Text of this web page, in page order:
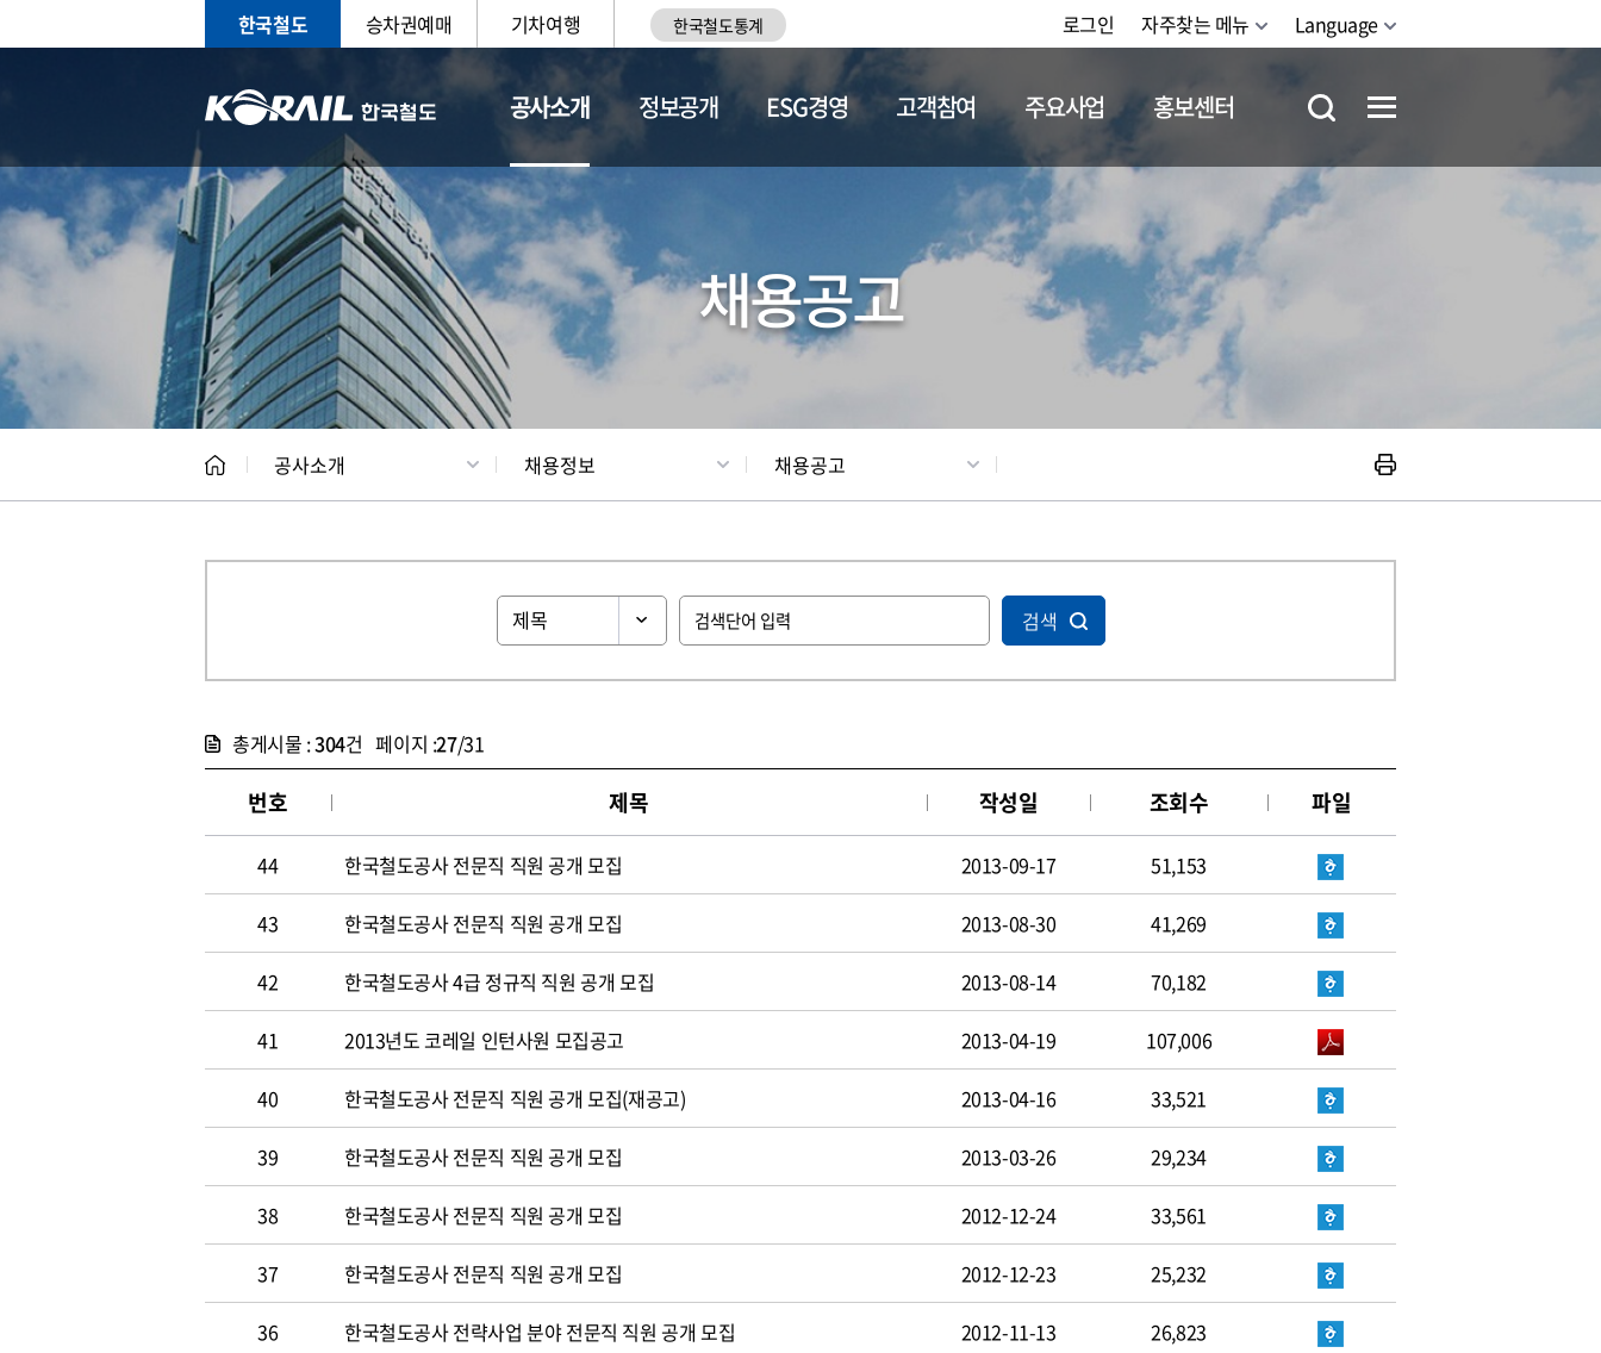
한국철도 승차권예매 기차여행 한국철도통계 로그인 자주찾는 메뉴 Language
공사소개
CEO 일반현황 채용정보
정보공개 ESG경영 고객참여 주요사업 홍보센터
채용공고
공사소개 채용정보 채용공고
검색
총게시물 :304건 페이지 :27/31
번호 제목 작성일 조회수 파일
44 한국철도공사 전문직 직원 공개 모집 2013-09-17 51,153
43 한국철도공사 전문직 직원 공개 모집 2013-08-30 41,269
42 한국철도공사 4급 정규직 직원 공개 모집 2013-08-14 70,182
41 2013년도 코레일 인턴사원 모집공고 2013-04-19 107,006
40 한국철도공사 전문직 직원 공개 모집(재공고) 2013-04-16 33,521
39 한국철도공사 전문직 직원 공개 모집 2013-03-26 29,234
38 한국철도공사 전문직 직원 공개 모집 2012-12-24 33,561
37 한국철도공사 전문직 직원 공개 모집 2012-12-23 25,232
36 한국철도공사 전략사업 분야 전문직 직원 공개 모집 2012-11-13 26,823